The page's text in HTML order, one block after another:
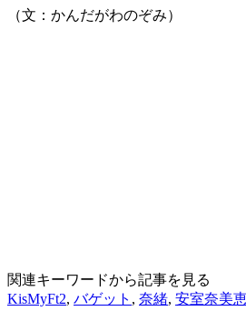
（文：かんだがわのぞみ）
関連キーワードから記事を見る
KisMyFt2, バゲット , 奈緒, 安室奈美